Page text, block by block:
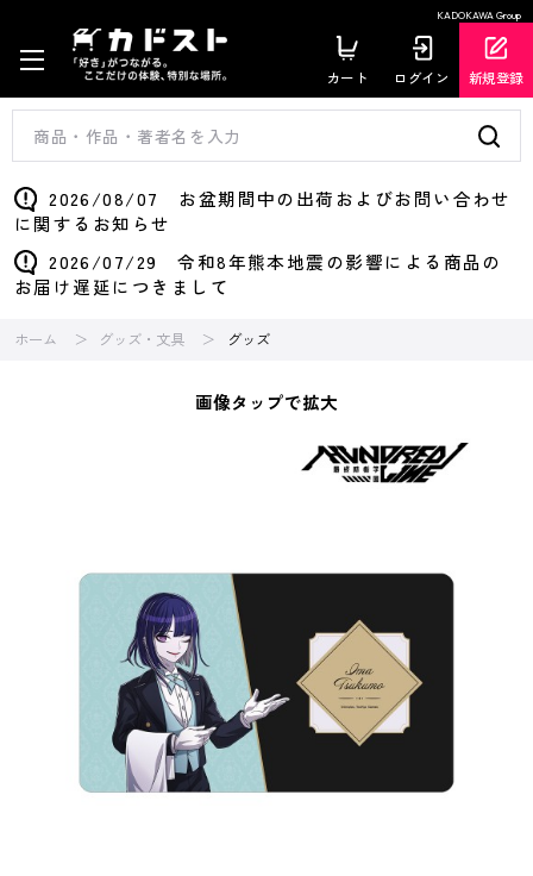
KADOKAWA Group
カート ログイン 新規登録
2026/08/07 お盆期間中の出荷およびお問い合わせ
に関するお知らせ
2026/07/29 令和8年熊本地震の影響による商品の
お届け遅延につきまして
ホーム グッズ・文具 グッズ
画像タップで拡大